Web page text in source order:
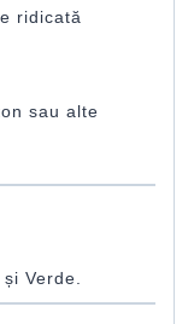
ridicată
sau alte
Verde.